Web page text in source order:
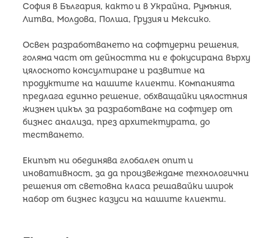
София в България, както и в Украйна, Румъния,
Литва, Молдова, Полша, Грузия и Мексико.
Освен разработването на софтуерни решения,
голяма част от дейността ни е фокусирана върху
цялосното консултиране и развитие на
продуктите на нашите клиенти. Компанията
предлага единно решение, обхващайки цялостния
жизнен цикъл за разработване на софтуер от
бизнес анализа, през архитектурата, до
тестването.
Екипът ни обединява глобален опит и
иновативност, за да произвеждаме технологични
решения от световна класа решавайки широк